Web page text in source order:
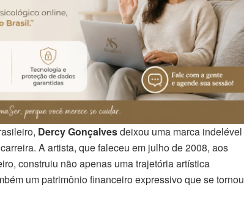
Dercy Gonçalvesdeixou uma marca indelével
A artista, que faleceu em julho de 2008, aos
construiu não apenas uma trajetória artística
um patrimônio financeiro expressivo que se tornou